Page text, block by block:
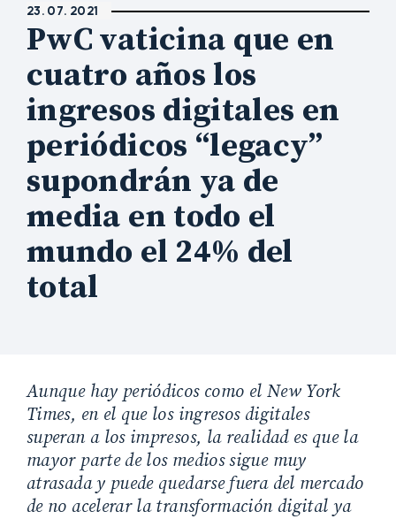
23. 07. 2021
PwC vaticina que en
cuatro años los
ingresos digitales en
periódicos “legacy”
supondrán ya de
media en todo el
mundo el 24% del
total
Aunque hay periódicos como el New York
Times, en el que los ingresos digitales
superan a los impresos, la realidad es que la
mayor parte de los medios sigue muy
atrasada y puede quedarse fuera del mercado
de no acelerar la transformación digital ya